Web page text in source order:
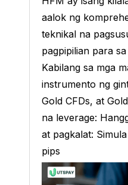
aalok ng
teknikal na
pagpipilian para
Kabilang sa mga
instrumento ng
Gold CFDs, at
na leverage:
at pagkalat:
pips